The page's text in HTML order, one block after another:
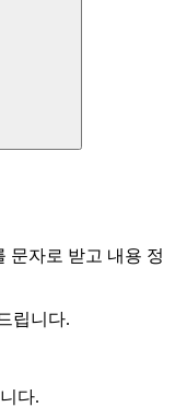
문자로 받고 내용 정
립니다.
다.